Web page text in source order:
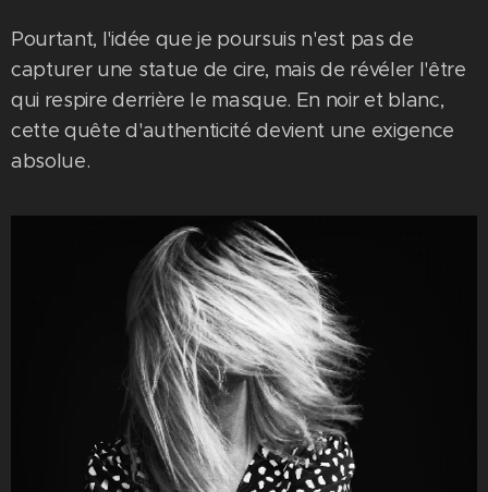
Pourtant, l'idée que je poursuis n'est pas de
capturer une statue de cire, mais de révéler l'être
qui respire derrière le masque. En noir et blanc,
cette quête d'authenticité devient une exigence
absolue.